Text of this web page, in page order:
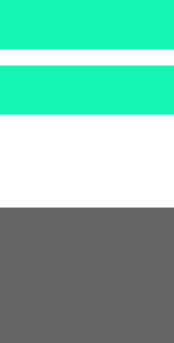
Sie möchten auf eine